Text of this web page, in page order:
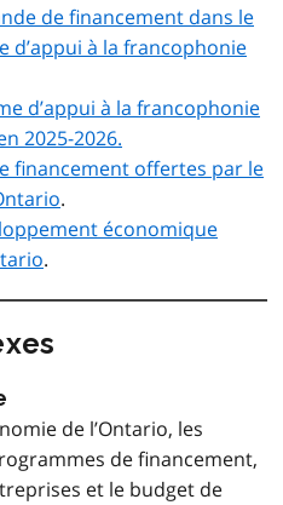
de financement dans le
d’appui à la francophonie
d’appui à la francophonie
2025-2026.
financement offertes par le
.
économique
.
de l’Ontario, les
de financement,
et le budget de